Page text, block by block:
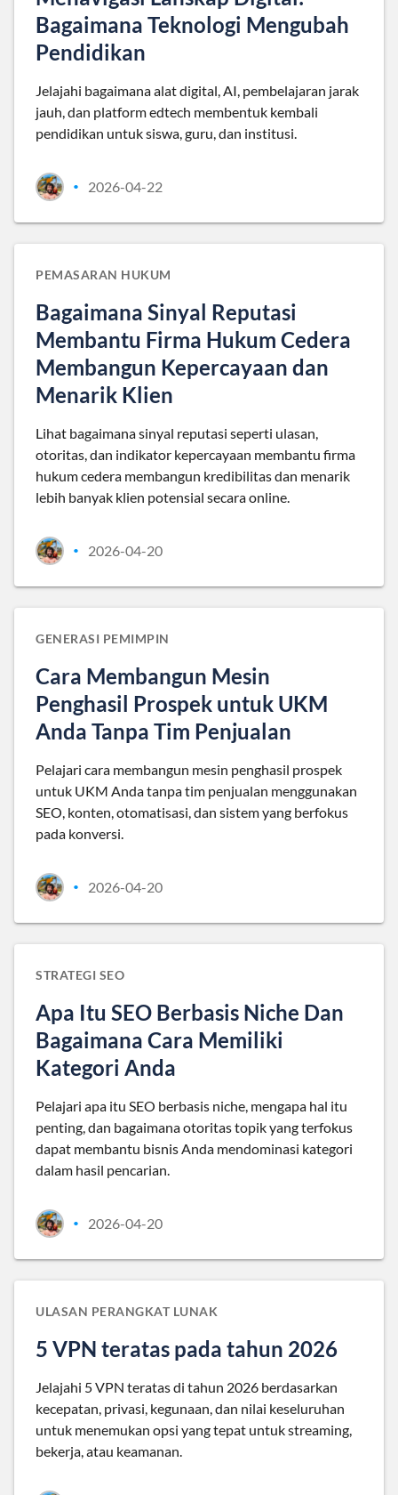
Bagaimana Teknologi Mengubah
Pendidikan
Jelajahi bagaimana alat digital, AI, pembelajaran jarak
jauh, dan platform edtech membentuk kembali
pendidikan untuk siswa, guru, dan institusi.
• 2026-04-22
PEMASARAN HUKUM
Bagaimana Sinyal Reputasi
Membantu Firma Hukum Cedera
Membangun Kepercayaan dan
Menarik Klien
Lihat bagaimana sinyal reputasi seperti ulasan,
otoritas, dan indikator kepercayaan membantu firma
hukum cedera membangun kredibilitas dan menarik
lebih banyak klien potensial secara online.
• 2026-04-20
GENERASI PEMIMPIN
Cara Membangun Mesin
Penghasil Prospek untuk UKM
Anda Tanpa Tim Penjualan
Pelajari cara membangun mesin penghasil prospek
untuk UKM Anda tanpa tim penjualan menggunakan
SEO, konten, otomatisasi, dan sistem yang berfokus
pada konversi.
• 2026-04-20
STRATEGI SEO
Apa Itu SEO Berbasis Niche Dan
Bagaimana Cara Memiliki
Kategori Anda
Pelajari apa itu SEO berbasis niche, mengapa hal itu
penting, dan bagaimana otoritas topik yang terfokus
dapat membantu bisnis Anda mendominasi kategori
dalam hasil pencarian.
• 2026-04-20
ULASAN PERANGKAT LUNAK
5 VPN teratas pada tahun 2026
Jelajahi 5 VPN teratas di tahun 2026 berdasarkan
kecepatan, privasi, kegunaan, dan nilai keseluruhan
untuk menemukan opsi yang tepat untuk streaming,
bekerja, atau keamanan.